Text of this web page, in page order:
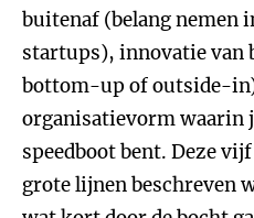
buitenaf (belang nemen
startups), innovatie
bottom-up of outside-
organisatievorm waarin
speedboot bent. Deze
grote lijnen beschreven